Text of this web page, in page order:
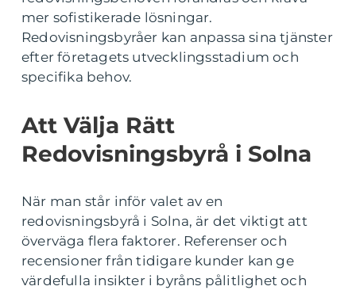
mer sofistikerade lösningar.
Redovisningsbyråer kan anpassa sina tjänster
efter företagets utvecklingsstadium och
specifika behov.
Att Välja Rätt
Redovisningsbyrå i Solna
När man står inför valet av en
redovisningsbyrå i Solna, är det viktigt att
överväga flera faktorer. Referenser och
recensioner från tidigare kunder kan ge
värdefulla insikter i byråns pålitlighet och